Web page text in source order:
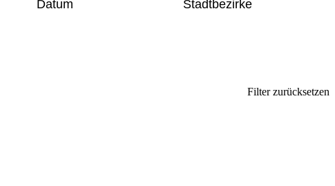
Datum Stadtbezirke
Filter zurücksetzen